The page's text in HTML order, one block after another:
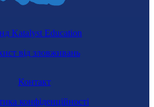
Контакт
конфіденційності
Katalyst Education
від зловживань